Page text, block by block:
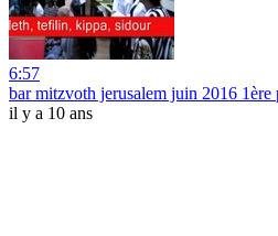
6:57
bar mitzvoth jerusalem juin 2016 1ère
il y a 10 ans